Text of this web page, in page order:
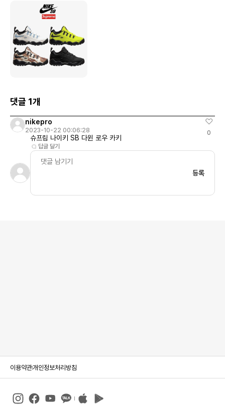
댓글 1개
nikepro
2023-10-22 00:06:28
슈프림 나이키 SB 다윈 로우 카키
답글 달기
0
등록
이용약관개인정보처리방침